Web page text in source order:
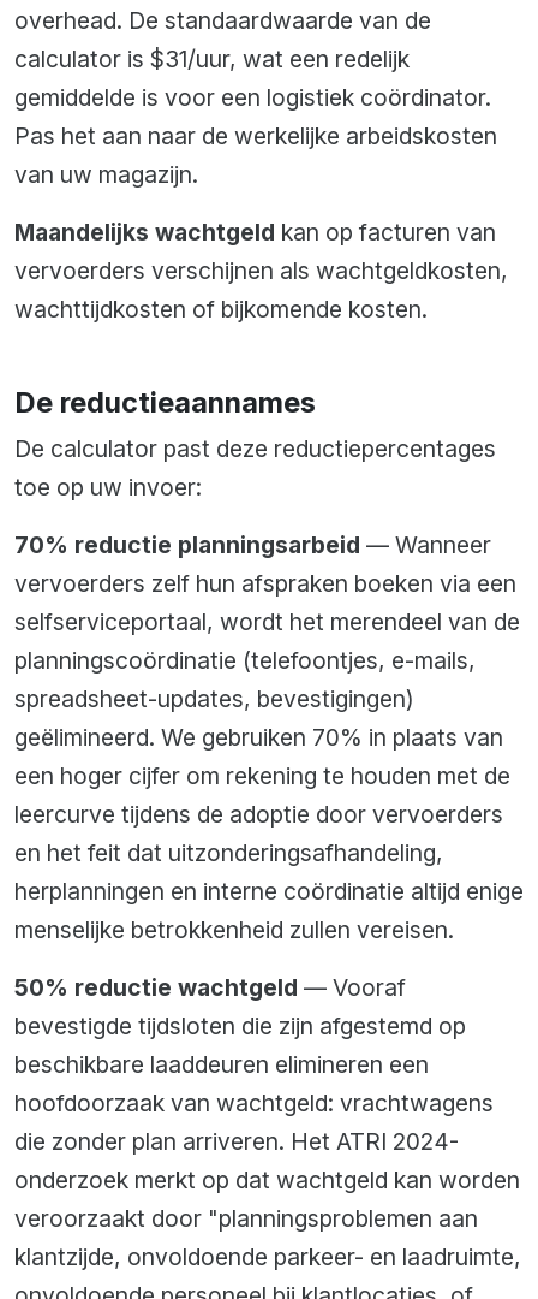
overhead. De standaardwaarde van de
calculator is $31/uur, wat een redelijk
gemiddelde is voor een logistiek coördinator.
Pas het aan naar de werkelijke arbeidskosten
van uw magazijn.
Maandelijks wachtgeld kan op facturen van
vervoerders verschijnen als wachtgeldkosten,
wachttijdkosten of bijkomende kosten.
De reductieaannames
De calculator past deze reductiepercentages
toe op uw invoer:
70% reductie planningsarbeid — Wanneer
vervoerders zelf hun afspraken boeken via een
selfserviceportaal, wordt het merendeel van de
planningscoördinatie (telefoontjes, e-mails,
spreadsheet-updates, bevestigingen)
geëlimineerd. We gebruiken 70% in plaats van
een hoger cijfer om rekening te houden met de
leercurve tijdens de adoptie door vervoerders
en het feit dat uitzonderingsafhandeling,
herplanningen en interne coördinatie altijd enige
menselijke betrokkenheid zullen vereisen.
50% reductie wachtgeld — Vooraf
bevestigde tijdsloten die zijn afgestemd op
beschikbare laaddeuren elimineren een
hoofdoorzaak van wachtgeld: vrachtwagens
die zonder plan arriveren. Het ATRI 2024-
onderzoek merkt op dat wachtgeld kan worden
veroorzaakt door "planningsproblemen aan
klantzijde, onvoldoende parkeer- en laadruimte,